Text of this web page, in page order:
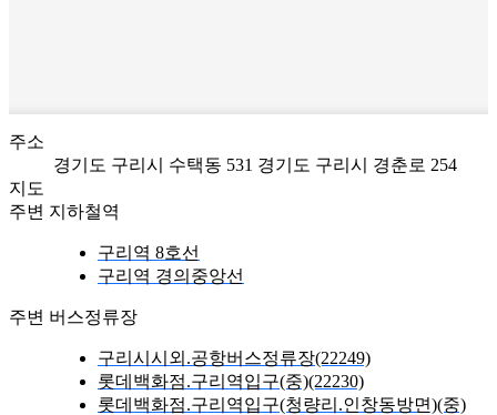
주소
경기도 구리시 수택동 531 경기도 구리시 경춘로 254
지도
주변 지하철역
구리역 8호선
구리역 경의중앙선
주변 버스정류장
구리시시외.공항버스정류장(22249)
롯데백화점.구리역입구(중)(22230)
롯데백화점.구리역입구(청량리.인창동방면)(중)